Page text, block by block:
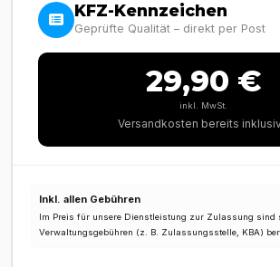
KFZ-Kennzeichen
Geprüfte Qualität – direkt per Post
29,90 €
inkl. MwSt.
Versandkosten bereits
Inkl. allen Gebühren
Im Preis für unsere Dienstleistung zur Zulassung sind
Verwaltungsgebühren (z. B. Zulassungsstelle, KBA)